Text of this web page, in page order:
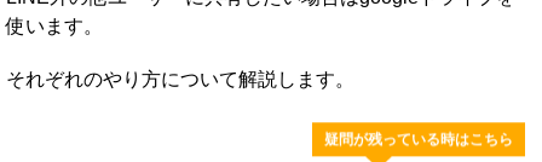
使います。
それぞれのやり方について解説します。
疑問が残っている時はこちら